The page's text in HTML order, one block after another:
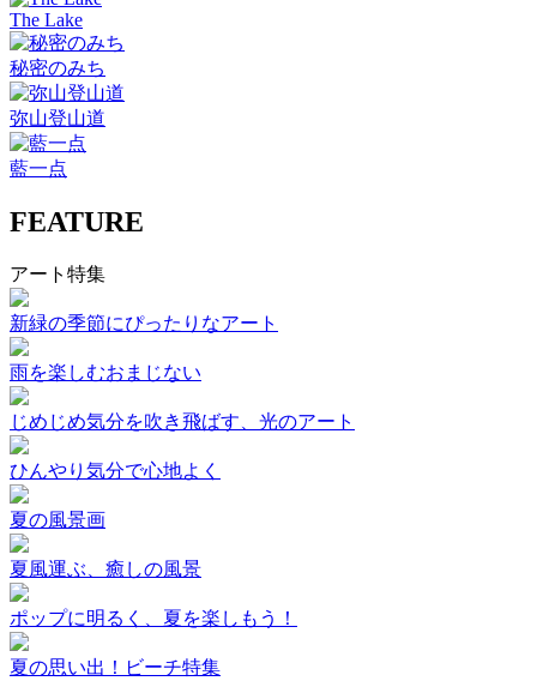
The Lake
秘密のみち
弥山登山道
藍一点
FEATURE
アート特集
新緑の季節にぴったりなアート
雨を楽しむおまじない
じめじめ気分を吹き飛ばす、光のアート
ひんやり気分で心地よく
夏の風景画
夏風運ぶ、癒しの風景
ポップに明るく、夏を楽しもう！
夏の思い出！ビーチ特集